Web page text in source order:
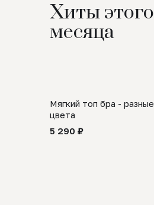
Хиты этого
месяца
Мягкий топ бра - разные
цвета
5 290 ₽